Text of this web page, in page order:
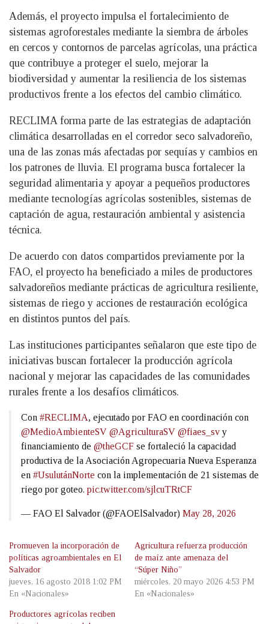
Además, el proyecto impulsa el fortalecimiento de
sistemas agroforestales mediante la siembra de árboles
en cercos y contornos de parcelas agrícolas, una práctica
que contribuye a proteger el suelo, mejorar la
biodiversidad y aumentar la resiliencia de los sistemas
productivos frente a los efectos del cambio climático.
RECLIMA forma parte de las estrategias de adaptación
climática desarrolladas en el corredor seco salvadoreño,
una de las zonas más afectadas por sequías y cambios en
los patrones de lluvia. El programa busca fortalecer la
seguridad alimentaria y apoyar a pequeños productores
mediante tecnologías agrícolas sostenibles, sistemas de
captación de agua, restauración ambiental y asistencia
técnica.
De acuerdo con datos compartidos previamente por la
FAO, el proyecto ha beneficiado a miles de productores
salvadoreños mediante prácticas de agricultura resiliente,
sistemas de riego y acciones de restauración ecológica
en distintos puntos del país.
Las instituciones participantes señalaron que este tipo de
iniciativas buscan fortalecer la producción agrícola
nacional y mejorar las capacidades de las comunidades
rurales frente a los desafíos climáticos.
Con #RECLIMA, ejecutado por FAO en coordinación con
@MedioAmbienteSV @AgriculturaSV @fiaes_sv y
financiamiento de @theGCF se fortaleció la capacidad
productiva de la Asociación Agropecuaria Nueva Esperanza
en #UsulutánNorte con la implementación de 21 sistemas de
riego por goteo. pic.twitter.com/sjlcuTRtCF
— FAO El Salvador (@FAOElSalvador) May 28, 2026
Promueven la incorporación de
políticas agroambientales en El
Salvador
jueves, 16 agosto 2018 1:02 PM
En «Nacionales»
Agricultura refuerza producción
de maíz ante amenaza del
“Súper Niño”
miércoles, 20 mayo 2026 4:53 PM
En «Nacionales»
Productores agrícolas reciben